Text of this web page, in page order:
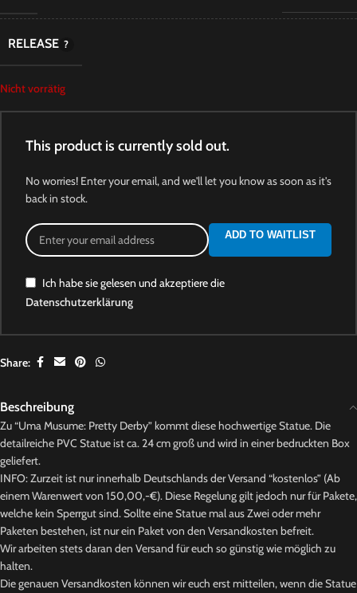
RELEASE
Nicht vorrätig
This product is currently sold out.
No worries! Enter your email, and we'll let you know as soon as it's
back in stock.
ADD TO WAITLIST
Ich habe sie gelesen und akzeptiere die
Datenschutzerklärung
Share:
Beschreibung
Zu “Uma Musume: Pretty Derby” kommt diese hochwertige Statue. Die
detailreiche PVC Statue ist ca. 24 cm groß und wird in einer bedruckten Box
geliefert.
INFO: Zurzeit ist nur innerhalb Deutschlands der Versand “kostenlos” (Ab
einem Warenwert von 150,00,-€). Diese Regelung gilt jedoch nur für Pakete,
welche kein Sperrgut sind. Sollte eine Statue mal aus Zwei oder mehr
Paketen bestehen, ist nur ein Paket von den Versandkosten befreit.
Wir arbeiten stets daran den Versand für euch so günstig wie möglich zu
halten.
Die genauen Versandkosten können wir euch erst mitteilen, wenn die Statue